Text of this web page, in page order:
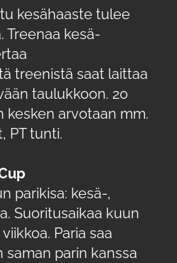
kesähaaste tulee
Treenaa kesä-
treenistä saat laittaa
taulukkoon. 20
kesken arvotaan mm.
PT tunti.
parikisa: kesä-,
Suoritusaikaa kuun
Paria saa
saman parin kanssa